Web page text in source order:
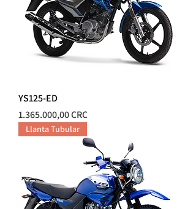
YS125-ED
Precio
1.365.000,00 CRC
Llanta Tubular